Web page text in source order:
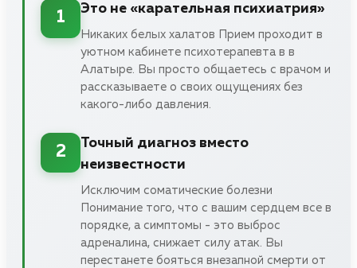
1
Это не «карательная психиатрия»
Никаких белых халатов Прием проходит в
уютном кабинете психотерапевта в в
Алатыре. Вы просто общаетесь с врачом и
рассказываете о своих ощущениях без
какого-либо давления.
2
Точный диагноз вместо
неизвестности
Исключим соматические болезни
Понимание того, что с вашим сердцем все в
порядке, а симптомы - это выброс
адреналина, снижает силу атак. Вы
перестанете бояться внезапной смерти от